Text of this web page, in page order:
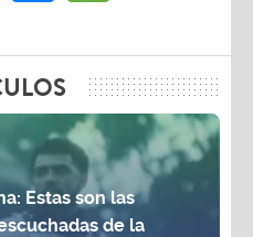
Estas son las
de la